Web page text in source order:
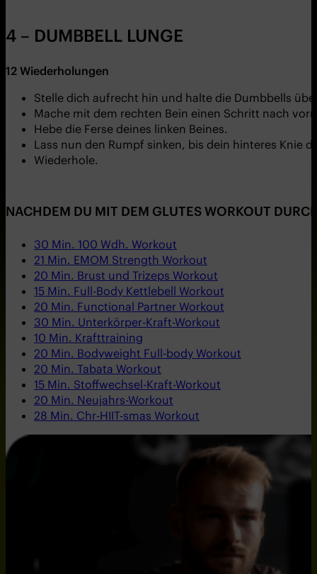
4 – DUMBBELL LUNGE
12 Wiederholungen
Stelle dich aufrecht hin und halte die Dumbbells
Mache mit dem rechten Bein einen Schritt nach
Hebe die Ferse deines linken Beines.
Lass nun den Rumpf sinken, bis dein hinteres Knie
Wiederhole.
NACHDEM DU MIT DEM GLUTES WORKOUT
30 Min. 100 Wdh. Workout
21 Min. EMOM Strength Workout
20 Min. Brust und Trizeps Workout
15 Min. Full-Body Kettlebell Workout
20 Min. Functional Partner Workout
30 Min. Unterkörper-Kraft-Workout
10 Min. Krafttraining
20 Min. Bodyweight Full-body Workout
20 Min. Tabata Workout
15 Min. Stoffwechsel-Kraft-Workout
20 Min. Neujahrs-Workout
28 Min. Chr-HIIT-smas Workout